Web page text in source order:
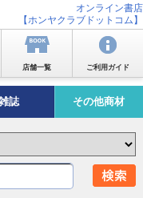
オンライン書店
【ホンヤクラブドットコム】
店舗一覧 ご利用ガイド
誌 その他商材